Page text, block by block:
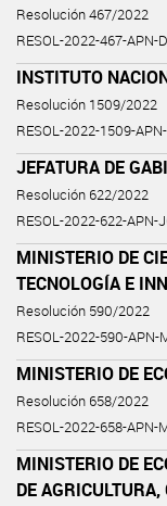
Resolución 467/2022
RESOL-2022-467-APN-
INSTITUTO
Resolución 1509/2022
RESOL-2022-1509-
JEFATURA DE
Resolución 622/2022
RESOL-2022-622-APN-
MINISTERIO DE
TECNOLOGÍA E
Resolución 590/2022
RESOL-2022-590-APN-
MINISTERIO DE
Resolución 658/2022
RESOL-2022-658-APN-
MINISTERIO DE
DE